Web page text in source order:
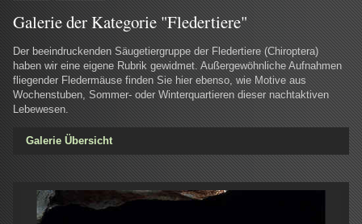
Galerie der Kategorie "Fledertiere"
Der beeindruckenden Säugetiergruppe der Fledertiere (Chiroptera)
haben wir eine eigene Rubrik gewidmet. Außergewöhnliche Aufnahmen
fliegender Fledermäuse finden Sie hier ebenso, wie Motive aus
Wochenstuben, Sommer- oder Winterquartieren dieser nachtaktiven
Lebewesen.
Galerie Übersicht